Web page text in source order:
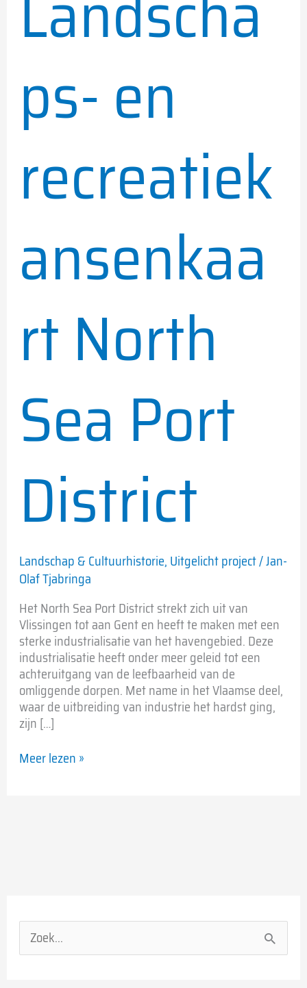
ps- en
recreatiek
ansenkaa
rt North
Sea Port
District
Landschap & Cultuurhistorie, Uitgelicht project/Jan-
Olaf Tjabringa
Het North Sea Port District strekt zich uit van
Vlissingen tot aan Gent en heeft te maken met een
sterke industrialisatie van het havengebied. Deze
industrialisatie heeft onder meer geleid tot een
achteruitgang van de leefbaarheid van de
omliggende dorpen. Met name in het Vlaamse deel,
waar de uitbreiding van industrie het hardst ging,
zijn […]
Meer lezen »